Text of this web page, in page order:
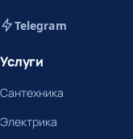
Telegram
Услуги
Сантехника
Электрика